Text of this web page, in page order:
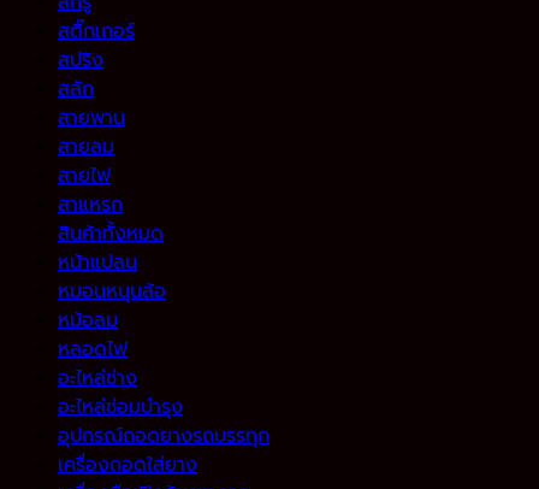
สติ๊กเกอร์
สปริง
สลัก
สายพาน
สายลม
สายไฟ
สาแหรก
สินค้าทั้งหมด
หน้าแปลน
หมอนหนุนล้อ
หม้อลม
หลอดไฟ
อะไหล่ช่าง
อะไหล่ซ่อมบำรุง
อุปกรณ์ถอดยางรถบรรทุก
เครื่องถอดใส่ยาง